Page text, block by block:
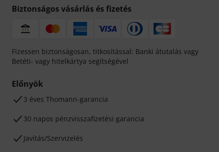
Biztonságos vásárlás és fizetés
Fizessen biztonságosan, titkosítással: Banki átutalás vagy
Betéti- vagy hitelkártya segítségével
Előnyök
3 éves Thomann-garancia
30 napos pénzvisszafizetési garancia
Javítás/Szervizelés